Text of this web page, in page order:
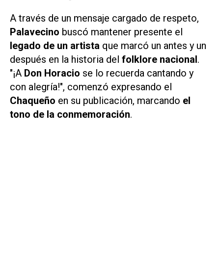
A través de un mensaje cargado de respeto,
Palavecino buscó mantener presente el
legado de un artista que marcó un antes y un
después en la historia del folklore nacional.
"¡A Don Horacio se lo recuerda cantando y
con alegría!", comenzó expresando el
Chaqueño en su publicación, marcando el
tono de la conmemoración.